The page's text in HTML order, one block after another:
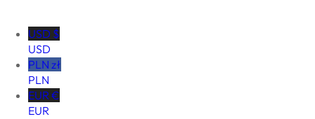
USD $
USD
PLN zł
PLN
EUR €
EUR